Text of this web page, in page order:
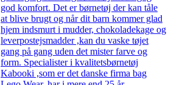
god komfort. Det er børnetøj der kan tåle
at blive brugt og når dit barn kommer glad
hjem indsmurt i mudder, chokoladekage og
leverpostejsmadder ,kan du vaske tøjet
gang på gang uden det mister farve og
form. Specialister i kvalitetsbørnetøj
Kabooki ,som er det danske firma bag